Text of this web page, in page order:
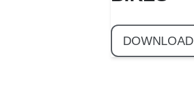
DOWNLOAD